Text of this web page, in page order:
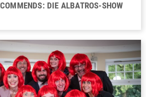
DIE ALBATROS-SHOW